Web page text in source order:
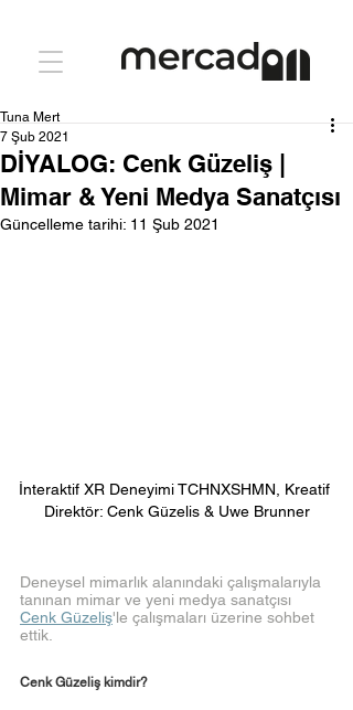
DİYALOG: Cenk Güzeliş |
Mimar & Yeni Medya Sanatçısı
Tuna Mert
7 Şub 2021
Güncelleme tarihi: 11 Şub 2021
İnteraktif XR Deneyimi TCHNXSHMN, Kreatif
Direktör: Cenk Güzelis & Uwe Brunner
Deneysel mimarlık alanındaki çalışmalarıyla
tanınan mimar ve yeni medya sanatçısı
Cenk Güzeliş'le çalışmaları üzerine sohbet
ettik.
Cenk Güzeliş kimdir?